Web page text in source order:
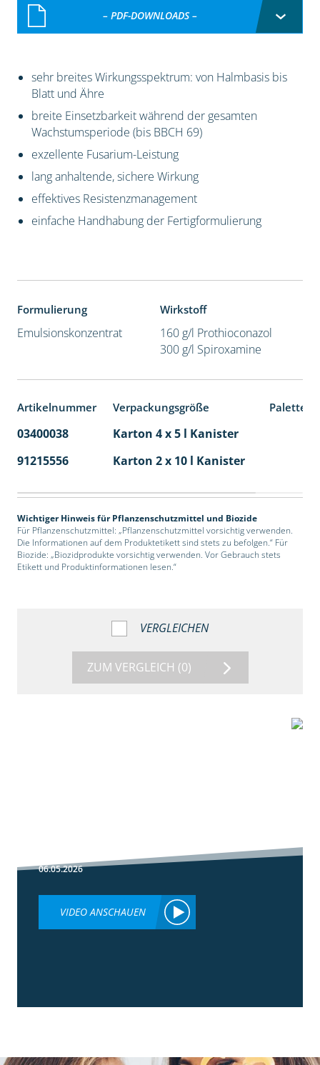
– PDF-DOWNLOADS –
sehr breites Wirkungsspektrum: von Halmbasis bis
Blatt und Ähre
breite Einsetzbarkeit während der gesamten
Wachstumsperiode (bis BBCH 69)
exzellente Fusarium-Leistung
lang anhaltende, sichere Wirkung
effektives Resistenzmanagement
einfache Handhabung der Fertigformulierung
Formulierung
Emulsionskonzentrat
Wirkstoff
160 g/l Prothioconazol
300 g/l Spiroxamine
Artikelnummer Verpackungsgröße
03400038 Karton 4 x 5 l Kanister
91215556
Karton 2 x 10 l Kanister
Wichtiger Hinweis für Pflanzenschutzmittel und Biozide
Für Pflanzenschutzmittel: „Pflanzenschutzmittel vorsichtig verwenden.
Die Informationen auf dem Produktetikett sind stets zu befolgen.“ Für
Biozide: „Biozidprodukte vorsichtig verwenden. Vor Gebrauch stets
Etikett und Produktinformationen lesen.“
VERGLEICHEN
ZUM VERGLEICH (0)
06.05.2026
VIDEO ANSCHAUEN